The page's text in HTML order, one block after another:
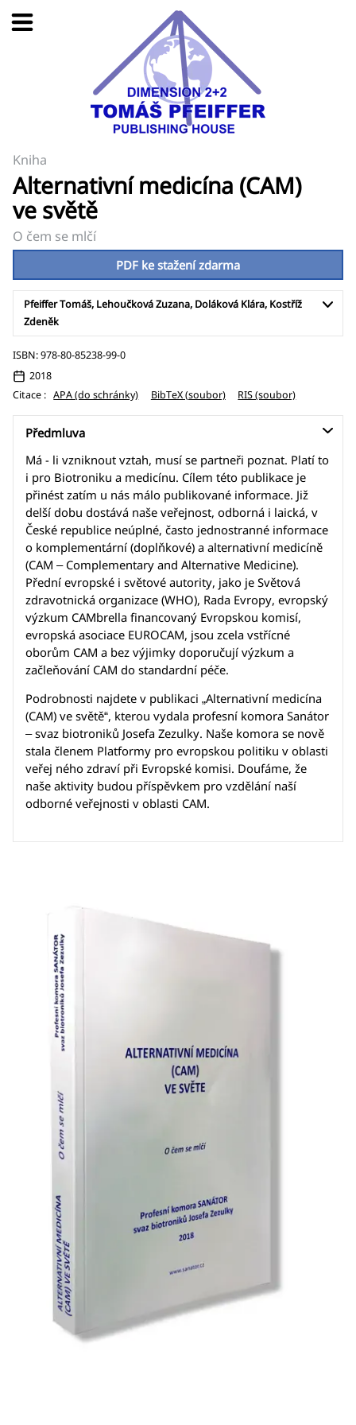
Kniha
Alternativní medicína (CAM)
ve světě
O čem se mlčí
PDF ke stažení zdarma
Pfeiffer Tomáš, Lehoučková Zuzana, Doláková Klára, Kostříž
Zdeněk
ISBN: 978-80-85238-99-0
2018
Citace : APA (do schránky) BibTeX (soubor) RIS (soubor)
Předmluva
Má - li vzniknout vztah, musí se partneři poznat. Platí to
i pro Biotroniku a medicínu. Cílem této publikace je
přinést zatím u nás málo publikované informace. Již
delší dobu dostává naše veřejnost, odborná i laická, v
České republice neúplné, často jednostranné informace
o komplementární (doplňkové) a alternativní medicíně
(CAM – Complementary and Alternative Medicine).
Přední evropské i světové autority, jako je Světová
zdravotnická organizace (WHO), Rada Evropy, evropský
výzkum CAMbrella financovaný Evropskou komisí,
evropská asociace EUROCAM, jsou zcela vstřícné
oborům CAM a bez výjimky doporučují výzkum a
začleňování CAM do standardní péče.
Podrobnosti najdete v publikaci „Alternativní medicína
(CAM) ve světě“, kterou vydala profesní komora Sanátor
– svaz biotroniků Josefa Zezulky. Naše komora se nově
stala členem Platformy pro evropskou politiku v oblasti
veřej ného zdraví při Evropské komisi. Doufáme, že
naše aktivity budou příspěvkem pro vzdělání naší
odborné veřejnosti v oblasti CAM.